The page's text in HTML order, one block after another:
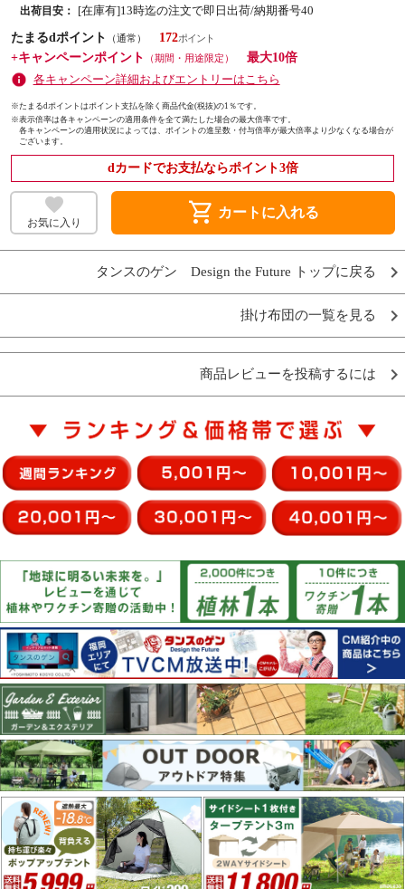
出荷目安：
[在庫有]13時迄の注文で即日出荷/納期番号40
たまるdポイント
（通常）
172
+キャンペーンポイント
（期間・用途限定）
最大10倍
各キャンペーン詳細およびエントリーはこちら
※たまるdポイントはポイント支払を除く商品代金(税抜)の1％です。
※表示倍率は各キャンペーンの適用条件を全て満たした場合の最大倍率です。
各キャンペーンの適用状況によっては、ポイントの進呈数・付与倍率が最大倍率より少なくなる場合が
ございます。
dカードでお支払ならポイント3倍
お気に入り shopping_cart カートに入れる
タンスのゲン Design the Future トップに戻る
掛け布団の一覧を見る
商品レビューを投稿するには